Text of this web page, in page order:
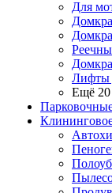
Для
Лифты
Ещё 20